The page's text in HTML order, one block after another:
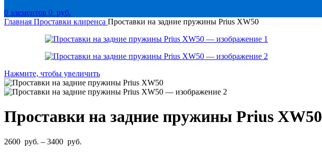
0 элементов 0 руб.
Главная Проставки клиренса Проставки на задние пружины Prius XW50
Нажмите, чтобы увеличить
Проставки на задние пружины Prius XW50
2600 руб. – 3400 руб.